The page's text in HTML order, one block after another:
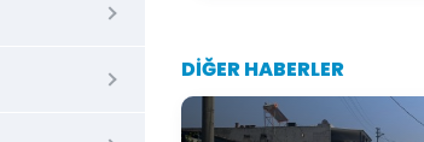
DİĞER HABERLER